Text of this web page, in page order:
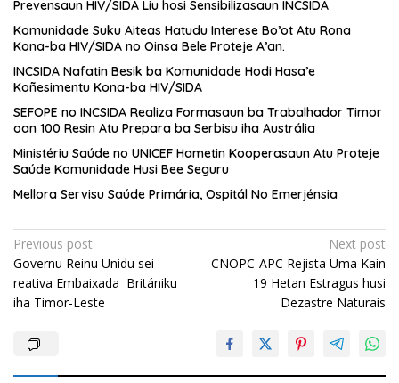
Prevensaun HIV/SIDA Liu hosi Sensibilizasaun INCSIDA
Komunidade Suku Aiteas Hatudu Interese Bo’ot Atu Rona
Kona-ba HIV/SIDA no Oinsa Bele Proteje A’an.
INCSIDA Nafatin Besik ba Komunidade Hodi Hasa’e
Koñesimentu Kona-ba HIV/SIDA
SEFOPE no INCSIDA Realiza Formasaun ba Trabalhador Timor
oan 100 Resin Atu Prepara ba Serbisu iha Austrália
Ministériu Saúde no UNICEF Hametin Kooperasaun Atu Proteje
Saúde Komunidade Husi Bee Seguru
Mellora Servisu Saúde Primária, Ospitál No Emerjénsia
Post
navigation
Previous post
Governu Reinu Unidu sei
reativa Embaixada Britániku
iha Timor-Leste
Next post
CNOPC-APC Rejista Uma Kain
19 Hetan Estragus husi
Dezastre Naturais